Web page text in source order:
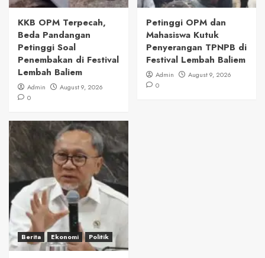
KKB OPM Terpecah,
Beda Pandangan
Petinggi Soal
Penembakan di Festival
Lembah Baliem
Admin
August 9, 2026
0
Petinggi OPM dan
Mahasiswa Kutuk
Penyerangan TPNPB di
Festival Lembah Baliem
Admin
August 9, 2026
0
Berita Ekonomi Politik